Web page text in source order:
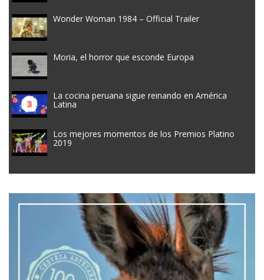
Wonder Woman 1984 – Official Trailer
Moria, el horror que esconde Europa
La cocina peruana sigue reinando en América
Latina
Los mejores momentos de los Premios Platino
2019